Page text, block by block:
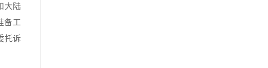
大陆
备工
托诉